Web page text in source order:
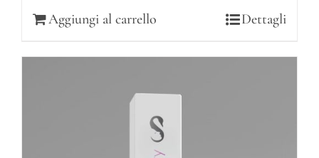
Aggiungi al carrello Dettagli